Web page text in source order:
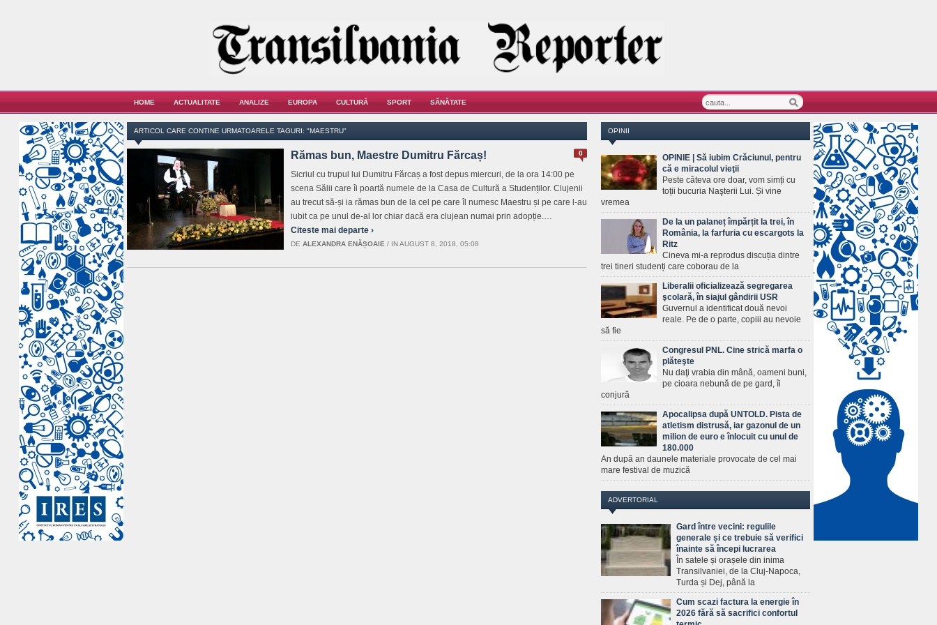
HOME ACTUALITATE ANALIZE EUROPA CULTURĂ SPORT SĂNĂTATE
ARTICOL CARE CONTINE URMATOARELE TAGURI: "MAESTRU"
0
Rămas bun, Maestre Dumitru Fărcaș!
Sicriul cu trupul lui Dumitru Fărcaș a fost depus miercuri, de la ora 14:00 pe
scena Sălii care îi poartă numele de la Casa de Cultură a Studenților. Clujenii
au trecut să-și ia rămas bun de la cel pe care îl numesc Maestru și pe care l-au
iubit ca pe unul de-al lor chiar dacă era clujean numai prin adopție.…
Citeste mai departe ›
DE ALEXANDRA ENĂȘOAIE / IN AUGUST 8, 2018, 05:08
OPINII
OPINIE | Să iubim Crăciunul, pentru
că e miracolul vieţii
Peste câteva ore doar, vom simți cu
toții bucuria Naşterii Lui. Și vine
vremea
De la un palaneț împărțit la trei, în
România, la farfuria cu escargots la
Ritz
Cineva mi-a reprodus discuția dintre
trei tineri studenți care coborau de la
Liberalii oficializează segregarea
şcolară, în siajul gândirii USR
Guvernul a identificat două nevoi
reale. Pe de o parte, copiii au nevoie
să fie
Congresul PNL. Cine strică marfa o
plăteşte
Nu daţi vrabia din mână, oameni buni,
pe cioara nebună de pe gard, îi
conjură
Apocalipsa după UNTOLD. Pista de
atletism distrusă, iar gazonul de un
milion de euro e înlocuit cu unul de
180.000
An după an daunele materiale provocate de cel mai
mare festival de muzică
ADVERTORIAL
Gard între vecini: regulile
generale și ce trebuie să verifici
înainte să începi lucrarea
În satele și orașele din inima
Transilvaniei, de la Cluj-Napoca,
Turda și Dej, până la
Cum scazi factura la energie în
2026 fără să sacrifici confortul